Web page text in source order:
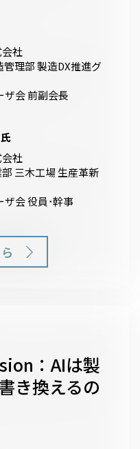
社
管理部 製造DX推進グ
会 前副会長
氏
社
三木工場 生産革新
会 役員･幹事
：AIは製
き換えるの